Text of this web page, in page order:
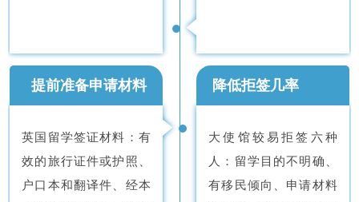
提前准备申请材料
英国留学签证材料：有
效的旅行证件或护照、
户口本和翻译件、经本
降低拒签几率
大使馆较易拒签六种
人：留学目的不明确、
有移民倾向、申请材料